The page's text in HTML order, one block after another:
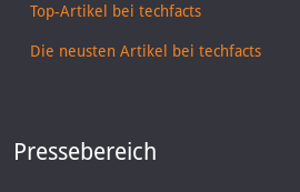
Top-Artikel bei techfacts
Die neusten Artikel bei techfacts
Pressebereich